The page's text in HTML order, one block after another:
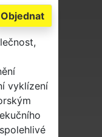
Objednat
vyklízení